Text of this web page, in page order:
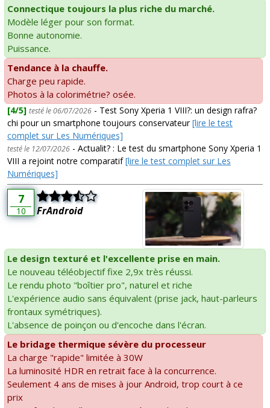
Connectique toujours la plus riche du marché.
Modèle léger pour son format.
Bonne autonomie.
Puissance.
Tendance à la chauffe.
Charge peu rapide.
Photos à la colorimétrie? osée.
[4/5] testé le 06/07/2026 - Test Sony Xperia 1 VIII?: un design rafra?
chi pour un smartphone toujours conservateur[lire le test
complet sur Les Numériques]
testé le 12/07/2026 - Actualit? : Le test du smartphone Sony Xperia 1
VIII a rejoint notre comparatif[lire le test complet sur Les
Numériques]
7
10 FrAndroid
Le design texturé et l'excellente prise en main.
Le nouveau téléobjectif fixe 2,9x très réussi.
Le rendu photo "boîtier pro", naturel et riche
L'expérience audio sans équivalent (prise jack, haut-parleurs
frontaux symétriques).
L'absence de poinçon ou d'encoche dans l'écran.
Le bridage thermique sévère du processeur
La charge "rapide" limitée à 30W
La luminosité HDR en retrait face à la concurrence.
Seulement 4 ans de mises à jour Android, trop court à ce
prix